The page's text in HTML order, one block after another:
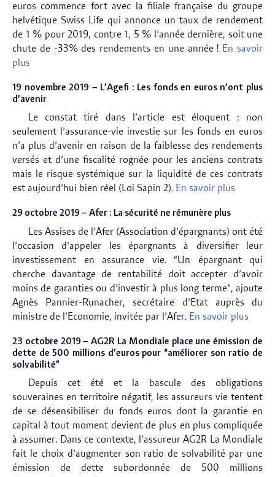
euros commence fort avec la filiale française du groupe
helvétique Swiss Life qui annonce un taux de rendement
de 1 % pour 2019, contre 1, 5 % l’année dernière, soit une
chute de -33% des rendements en une année ! En savoir
plus
19 novembre 2019 – L’Agefi : Les fonds en euros n’ont plus
d’avenir
Le constat tiré dans l’article est éloquent : non
seulement l’assurance-vie investie sur les fonds en euros
n’a plus d’avenir en raison de la faiblesse des rendements
versés et d’une fiscalité rognée pour les anciens contrats
mais le risque systémique sur la liquidité de ces contrats
est aujourd’hui bien réel (Loi Sapin 2). En savoir plus
29 octobre 2019 – Afer : La sécurité ne rémunère plus
Les Assises de l’Afer (Association d’épargnants) ont été
l’occasion d’appeler les épargnants à diversifier leur
investissement en assurance vie. “Un épargnant qui
cherche davantage de rentabilité doit accepter d’avoir
moins de garanties ou d’investir à plus long terme”, ajoute
Agnès Pannier-Runacher, secrétaire d’Etat auprès du
ministre de l’Economie, invitée par l’Afer. En savoir plus
23 octobre 2019 – AG2R La Mondiale place une émission de
dette de 500 millions d’euros pour “améliorer son ratio de
solvabilité”
Depuis cet été et la bascule des obligations
souveraines en territoire négatif, les assureurs vie tentent
de se désensibiliser du fonds euros dont la garantie en
capital à tout moment devient de plus en plus compliquée
à assumer. Dans ce contexte, l’assureur AG2R La Mondiale
fait le choix d’augmenter son ratio de solvabilité par une
émission de dette subordonnée de 500 millions